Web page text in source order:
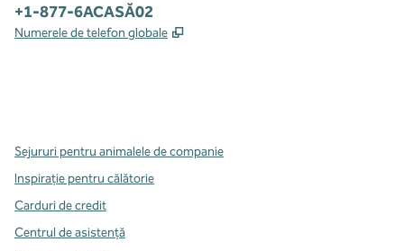
Telefon:
+1-877-6ACASĂ02
Numerele de telefon globale ,
Sejururi pentru animalele de companie
Inspirație pentru călătorie
Carduri de credit
Centrul de asistență